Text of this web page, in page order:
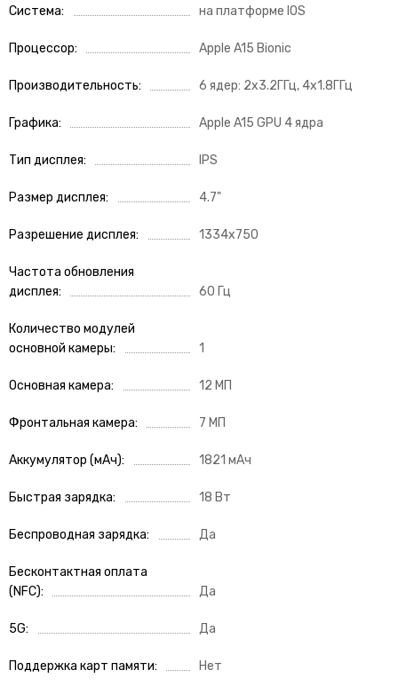
Система на платформе IOS
Процессор Apple A15 Bionic
Производительность 6 ядер: 2х3.2ГГц, 4х1.8ГГц
Графика Apple A15 GPU 4 ядра
Тип дисплея IPS
Размер дисплея 4.7"
Разрешение дисплея 1334x750
Частота обновления
дисплея
60 Гц
Количество модулей
основной камеры
1
Основная камера 12 МП
Фронтальная камера 7 МП
Аккумулятор (мАч) 1821 мАч
Быстрая зарядка 18 Вт
Беспроводная зарядка Да
Бесконтактная оплата
(NFC)
Да
5G Да
Поддержка карт памяти Нет